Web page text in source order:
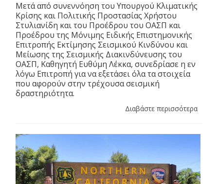
Μετά από συνεννόηση του Υπουργού Κλιματικής
Κρίσης και Πολιτικής Προστασίας Χρήστου
Στυλιανίδη και του Προέδρου του ΟΑΣΠ και
Προέδρου της Μόνιμης Ειδικής Επιστημονικής
Επιτροπής Εκτίμησης Σεισμικού Κινδύνου και
Μείωσης της Σεισμικής Διακινδύνευσης του
ΟΑΣΠ, Καθηγητή Ευθύμη Λέκκα, συνεδρίασε η εν
λόγω Επιτροπή για να εξετάσει όλα τα στοιχεία
που αφορούν στην τρέχουσα σεισμική
δραστηριότητα.
Διαβάστε περισσότερα